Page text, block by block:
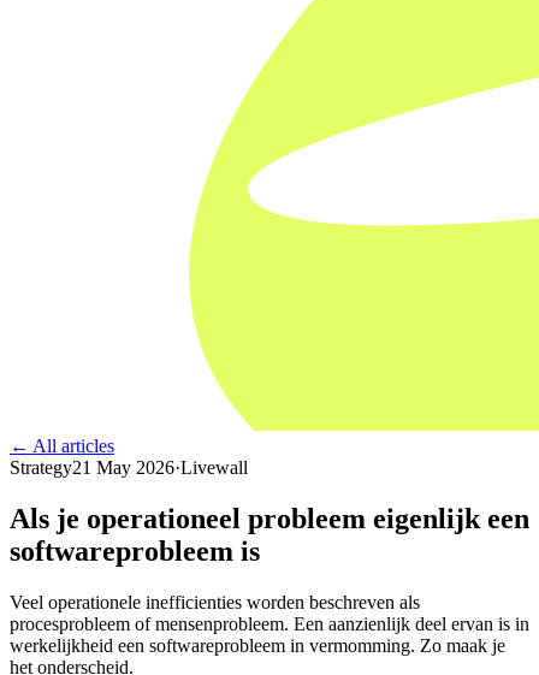
← All articles
Strategy21 May 2026·Livewall
Als je operationeel probleem eigenlijk een
softwareprobleem is
Veel operationele inefficienties worden beschreven als
procesprobleem of mensenprobleem. Een aanzienlijk deel ervan is in
werkelijkheid een softwareprobleem in vermomming. Zo maak je
het onderscheid.